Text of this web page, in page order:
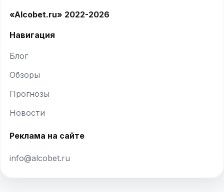
«Alcobet.ru» 2022-2026
Навигация
Блог
Обзоры
Прогнозы
Новости
Реклама на сайте
info@alcobet.ru